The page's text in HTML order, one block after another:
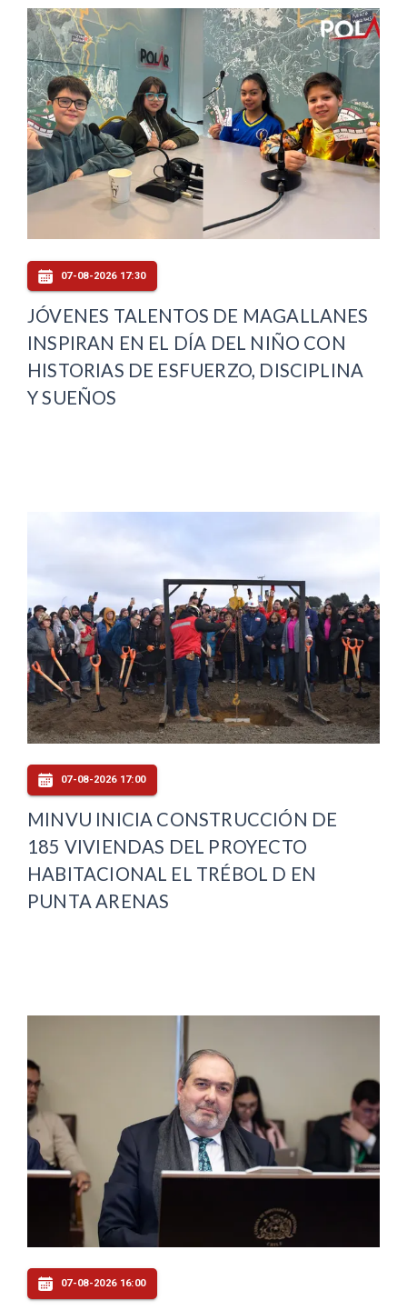
07-08-2026 17:30
JÓVENES TALENTOS DE MAGALLANES
INSPIRAN EN EL DÍA DEL NIÑO CON
HISTORIAS DE ESFUERZO, DISCIPLINA
Y SUEÑOS
07-08-2026 17:00
MINVU INICIA CONSTRUCCIÓN DE
185 VIVIENDAS DEL PROYECTO
HABITACIONAL EL TRÉBOL D EN
PUNTA ARENAS
07-08-2026 16:00